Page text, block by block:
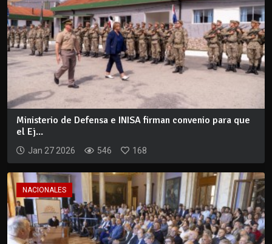
Ministerio de Defensa e INISA firman convenio para que
el Ej...
Jan 27 2026 546 168
NACIONALES